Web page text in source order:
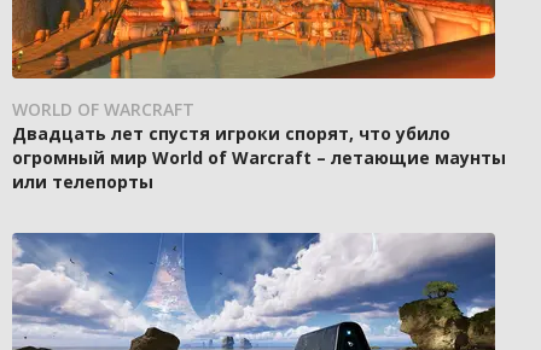
WORLD OF WARCRAFT
Двадцать лет спустя игроки спорят, что убило
огромный мир World of Warcraft – летающие маунты
или телепорты